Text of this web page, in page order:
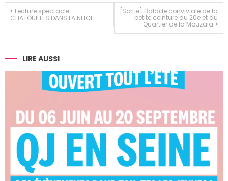
Navigation
de
l’article
Lecture spectacle :
CHATOUILLES DANS LA NEIGE…
[Sortie] Balade conviviale de la
petite ceinture du 20e et du
Quartier de la Mouzaïa
LIRE AUSSI